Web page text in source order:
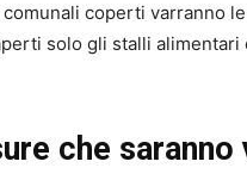
coperti varranno
solo gli stalli
che saranno